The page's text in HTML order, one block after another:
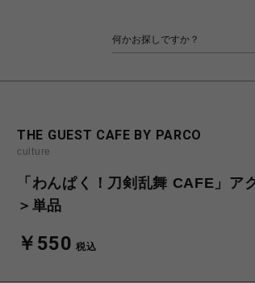
THE GUEST CAFE BY PARCO
culture
「わんぱく！刀剣乱舞 CAFE」ア
＞単品
￥550 税込